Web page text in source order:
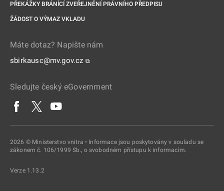
PŘEKÁŽKY BRÁNÍCÍ ZVEŘEJNĚNÍ PRÁVNÍHO PŘEDPISU
ŽÁDOST O VÝMAZ VKLADU
Máte dotaz? Napište nám
sbirkausc@mv.gov.cz ⧉
Sledujte český eGovernment
2026 © Ministerstvo vnitra • Informace jsou poskytovány v souladu se
zákonem č. 106/1999 Sb., o svobodném přístupu k informacím.
Verze 1.13.2